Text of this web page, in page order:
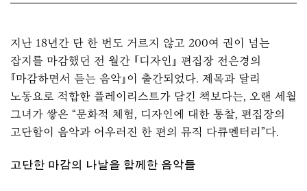
지난 18년간 단 한 번도 거르지 않고 200여 권이 넘는
잡지를 마감했던 전 월간 『디자인』 편집장 전은경의
『마감하면서 듣는 음악』이 출간되었다. 제목과 달리
노동요로 적합한 플레이리스트가 담긴 책보다는, 오랜 세월
그녀가 쌓은 “문화적 체험, 디자인에 대한 통찰, 편집장의
고단함이 음악과 어우러진 한 편의 뮤직 다큐멘터리”다.
고단한 마감의 나날을 함께한 음악들